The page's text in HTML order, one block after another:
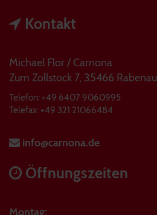
Kontakt
Michael Flor / Carnona
Zum Zollstock 7, 35466 Rabenau
Telefon: +49 6407 9060995
Telefax: +49 321 21066484
info@carnona.de
Öffnungszeiten
Montag: